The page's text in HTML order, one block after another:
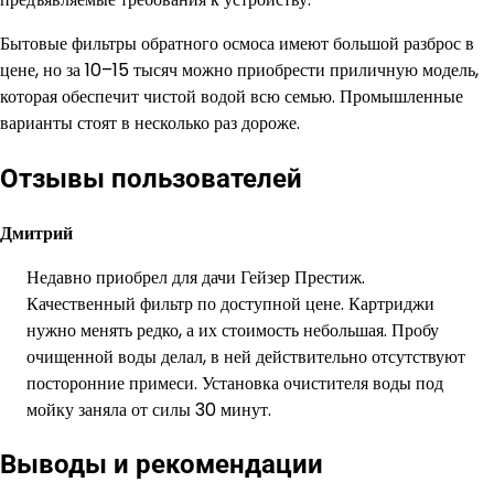
Бытовые фильтры обратного осмоса имеют большой разброс в
цене, но за 10–15 тысяч можно приобрести приличную модель,
которая обеспечит чистой водой всю семью. Промышленные
варианты стоят в несколько раз дороже.
Отзывы пользователей
Дмитрий
Недавно приобрел для дачи Гейзер Престиж.
Качественный фильтр по доступной цене. Картриджи
нужно менять редко, а их стоимость небольшая. Пробу
очищенной воды делал, в ней действительно отсутствуют
посторонние примеси. Установка очистителя воды под
мойку заняла от силы 30 минут.
Выводы и рекомендации